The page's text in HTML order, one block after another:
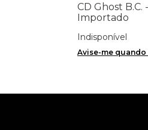
CD Ghost B.C.
Importado
Indisponível
Avise-me